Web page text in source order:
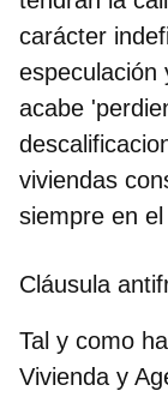
carácter
especulación
acabe
viviendas
siempre en
Cláusula
Tal y como
Vivienda y